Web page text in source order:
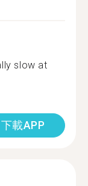
slow at
下載APP